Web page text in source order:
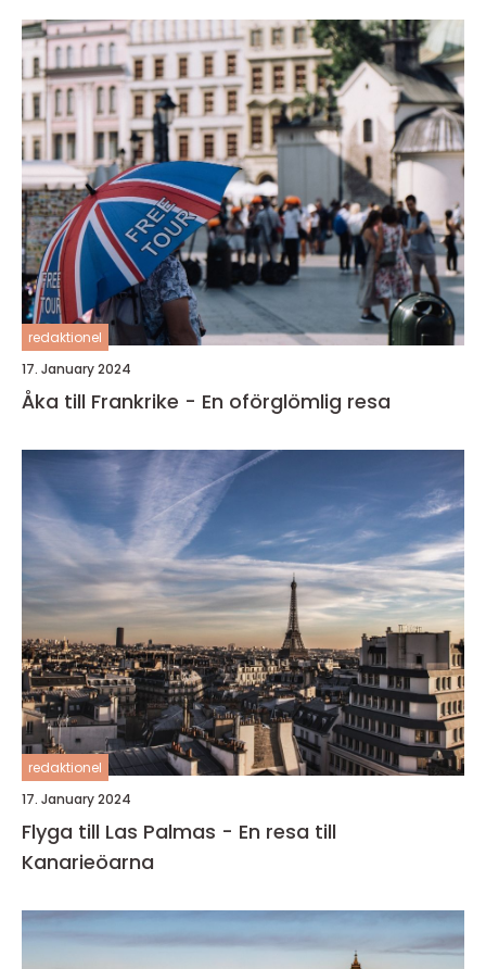
redaktionel
17. January 2024
Åka till Frankrike - En oförglömlig resa
redaktionel
17. January 2024
Flyga till Las Palmas - En resa till
Kanarieöarna